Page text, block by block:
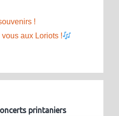
!
aux Loriots !
printaniers